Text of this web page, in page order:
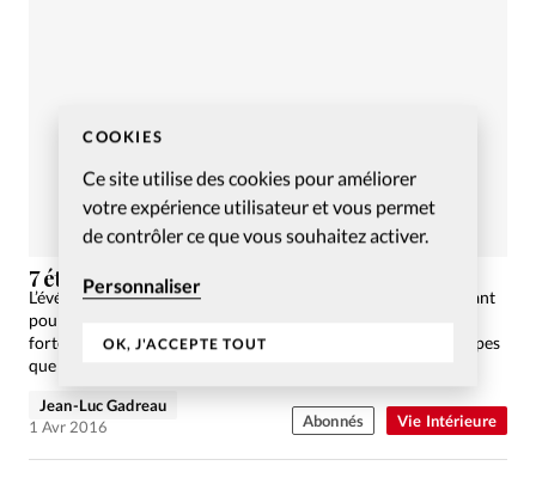
COOKIES
Ce site utilise des cookies pour améliorer
votre expérience utilisateur et vous permet
de contrôler ce que vous souhaitez activer.
Personnaliser
OK, J'ACCEPTE TOUT
Vie Intérieure
7 étapes de notre «expérience» du Christ
L’événement de la transfiguration n’est pas seulement important
pour Jésus. Il nous parle aussi de l’expérience spirituelle très
forte de Pierre, Jacques et Jean. Un cheminement en sept étapes
que nous pouvons vivre nous aussi…
Jean-Luc Gadreau
1 Avr 2016
Abonnés